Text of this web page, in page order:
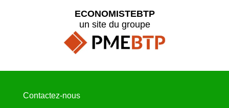
ECONOMISTEBTP
un site du groupe
Contactez-nous